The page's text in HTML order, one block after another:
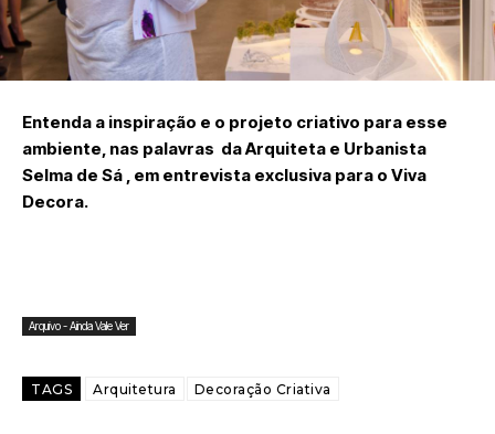
Entenda a inspiração e o projeto criativo para esse
ambiente, nas palavras da Arquiteta e Urbanista
Selma de Sá , em entrevista exclusiva para o Viva
Decora.
Arquivo - Ainda Vale Ver
TAGS Arquitetura Decoração Criativa